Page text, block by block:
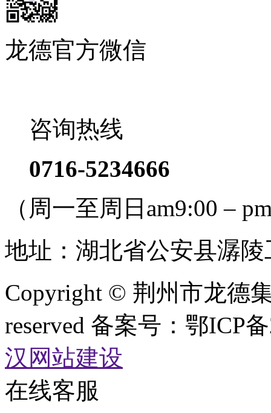
龙德官方微信
咨询热线
0716-5234666
（周一至周日am9:00 –
地址：湖北省公安县潺
Copyright © 荆州市龙德
reserved 备案号：鄂ICP
汉网站建设
在线客服